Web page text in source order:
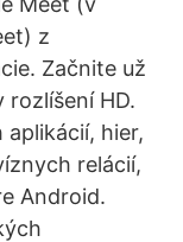
z
Začnite už
rozlíšení HD.
hier,
relácií,
Android.